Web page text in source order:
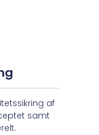
af
samt